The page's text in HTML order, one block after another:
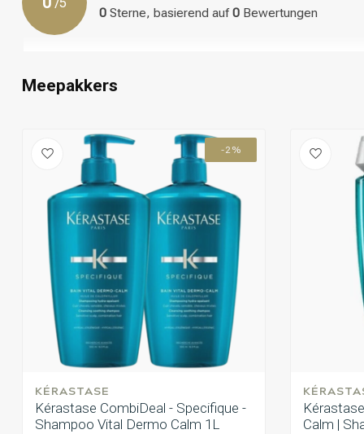
0 Sterne, basierend auf0 Bewertungen
Meepakkers
-2%
KÉRASTASE
Kérastase CombiDeal - Specifique -
Shampoo Vital Dermo Calm 1L
Calm |